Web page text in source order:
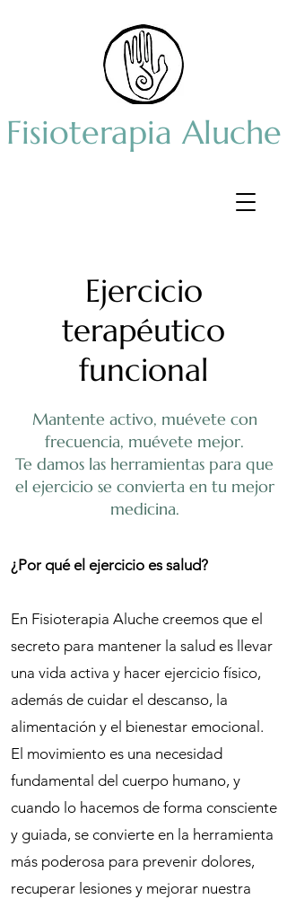
Fisioterapia Aluche
Ejercicio
terapéutico
funcional
Mantente activo, muévete con
frecuencia, muévete mejor.
Te damos las herramientas para que
el ejercicio se convierta en tu mejor
medicina.
¿Por qué el ejercicio es salud?
En Fisioterapia Aluche creemos que el
secreto para mantener la salud es llevar
una vida activa y hacer ejercicio físico,
además de cuidar el descanso, la
alimentación y el bienestar emocional.
El movimiento es una necesidad
fundamental del cuerpo humano, y
cuando lo hacemos de forma consciente
y guiada, se convierte en la herramienta
más poderosa para prevenir dolores,
recuperar lesiones y mejorar nuestra